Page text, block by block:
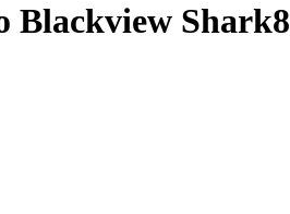
Blackview Shark8